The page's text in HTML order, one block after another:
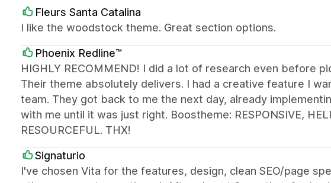
Fleurs Santa Catalina
I like the woodstock theme. Great section options.
Phoenix Redline™
HIGHLY RECOMMEND! I did a lot of research even before
Their theme absolutely delivers. I had a creative feature I
team. They got back to me the next day, already
with me until it was just right. Boostheme: RESPONSIVE,
RESOURCEFUL. THX!
Signaturio
I've chosen Vita for the features, design, clean SEO/page